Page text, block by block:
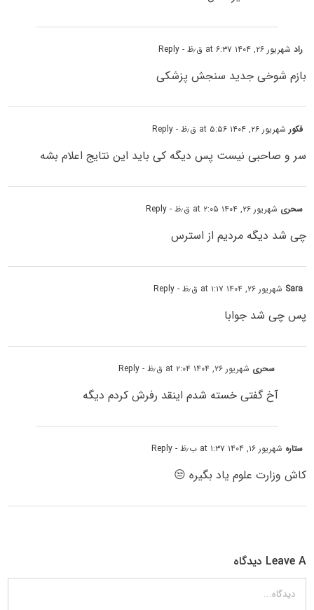
رادشهریور ۲۶, ۱۴۰۴ at ۶:۳۷ ق٫ظ - Reply
بازم شوخی جدید سنجش پزشکی
فکور شهریور ۲۶, ۱۴۰۴ at ۵:۵۶ ق٫ظ - Reply
سر و صاحبی نیست پس دیگه کی باید این نتایج اعلام بشه
سحری شهریور ۲۶, ۱۴۰۴ at ۲:۰۵ ق٫ظ - Reply
چی شد دیگه مردیم از استرس
Sara شهریور ۲۶, ۱۴۰۴ at ۱:۱۷ ق٫ظ - Reply
پس چی شد جوابا
سحری شهریور ۲۶, ۱۴۰۴ at ۲:۰۴ ق٫ظ - Reply
آخ گفتی خسته شدم اینقد رفرش کردم دیگه
ستاره شهریور ۱۶, ۱۴۰۴ at ۱:۳۷ ب٫ظ - Reply
کاش وزارت علوم یاد بگیره 😒
Leave A دیدگاه
دیدگاه